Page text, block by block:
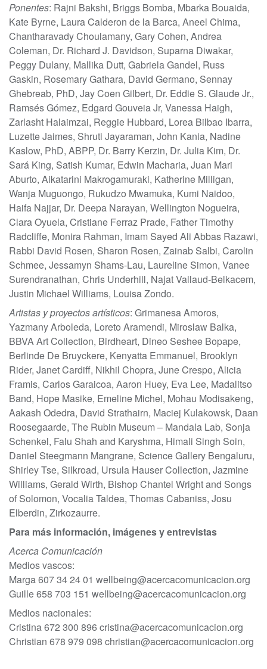
Ponentes: Rajni Bakshi, Briggs Bomba, Mbarka Bouaida,
Kate Byrne, Laura Calderon de la Barca, Aneel Chima,
Chantharavady Choulamany, Gary Cohen, Andrea
Coleman, Dr. Richard J. Davidson, Suparna Diwakar,
Peggy Dulany, Mallika Dutt, Gabriela Gandel, Russ
Gaskin, Rosemary Gathara, David Germano, Sennay
Ghebreab, PhD, Jay Coen Gilbert, Dr. Eddie S. Glaude Jr.,
Ramsés Gómez, Edgard Gouveia Jr, Vanessa Haigh,
Zarlasht Halaimzai, Reggie Hubbard, Lorea Bilbao Ibarra,
Luzette Jaimes, Shruti Jayaraman, John Kania, Nadine
Kaslow, PhD, ABPP, Dr. Barry Kerzin, Dr. Julia Kim, Dr.
Sará King, Satish Kumar, Edwin Macharia, Juan Mari
Aburto, Aikatarini Makrogamuraki, Katherine Milligan,
Wanja Muguongo, Rukudzo Mwamuka, Kumi Naidoo,
Haifa Najjar, Dr. Deepa Narayan, Wellington Nogueira,
Clara Oyuela, Cristiane Ferraz Prade, Father Timothy
Radcliffe, Monira Rahman, Imam Sayed Ali Abbas Razawi,
Rabbi David Rosen, Sharon Rosen, Zainab Salbi, Carolin
Schmee, Jessamyn Shams-Lau, Laureline Simon, Vanee
Surendranathan, Chris Underhill, Najat Vallaud-Belkacem,
Justin Michael Williams, Louisa Zondo.
Artistas y proyectos artísticos: Grimanesa Amoros,
Yazmany Arboleda, Loreto Aramendi, Miroslaw Balka,
BBVA Art Collection, Birdheart, Dineo Seshee Bopape,
Berlinde De Bruyckere, Kenyatta Emmanuel, Brooklyn
Rider, Janet Cardiff, Nikhil Chopra, June Crespo, Alicia
Framis, Carlos Garaicoa, Aaron Huey, Eva Lee, Madalitso
Band, Hope Masike, Emeline Michel, Mohau Modisakeng,
Aakash Odedra, David Strathairn, Maciej Kulakowsk, Daan
Roosegaarde, The Rubin Museum – Mandala Lab, Sonja
Schenkel, Falu Shah and Karyshma, Himali Singh Soin,
Daniel Steegmann Mangrane, Science Gallery Bengaluru,
Shirley Tse, Silkroad, Ursula Hauser Collection, Jazmine
Williams, Gerald Wirth, Bishop Chantel Wright and Songs
of Solomon, Vocalia Taldea, Thomas Cabaniss, Josu
Elberdin, Zirkozaurre.
Para más información, imágenes y entrevistas
Acerca Comunicación
Medios vascos:
Marga 607 34 24 01 wellbeing@acercacomunicacion.org
Guille 658 703 151 wellbeing@acercacomunicacion.org
Medios nacionales:
Cristina 672 300 896cristina@acercacomunicacion.org
Christian 678 979 098 christian@acercacomunicacion.org